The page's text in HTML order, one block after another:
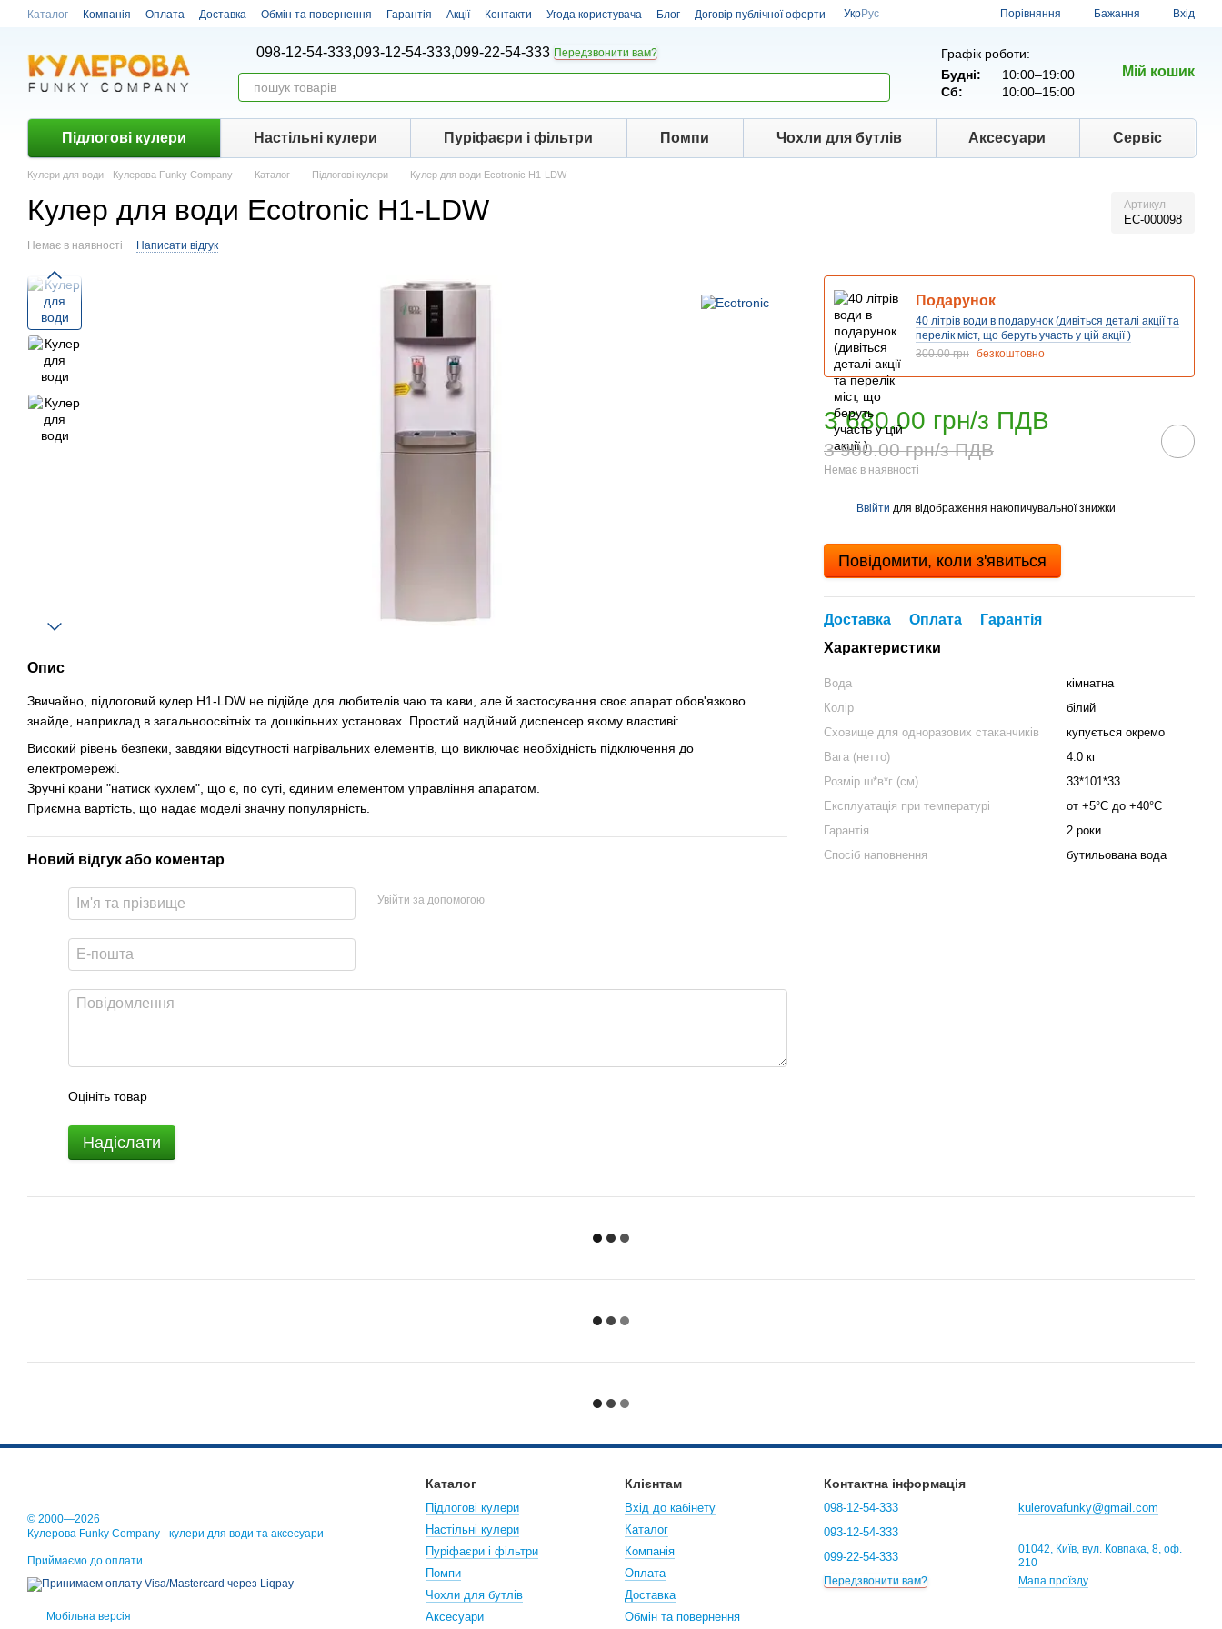
Перейти до основного контенту
Каталог Компанія Оплата Доставка Обмін та повернення Гарантія Акції Контакти Угода користувача Блог Договір публічної оферти УкрРус Порівняння Бажання Вхід
098-12-54-333,093-12-54-333,099-22-54-333 Передзвонити вам?
Графік роботи:
Будні:
10:00–19:00
Сб:
10:00–15:00
Мій кошик
Підлогові кулери Настiльнi кулери Пуріфаєри і фільтри Помпи Чохли для бутлів Аксесуари Сервіс
Кулери для води - Кулерова Funky Company Каталог Підлогові кулери Кулер для води Ecotronic H1-LDW
Кулер для води Ecotronic H1-LDW Артикул
EC-000098
Немає в наявності Написати відгук
Опис
Звичайно, підлоговий кулер H1-LDW не підійде для любителів чаю та кави, але й застосування своє апарат обов'язково
знайде, наприклад в загальноосвітніх та дошкільних установах. Простий надійний диспенсер якому властиві:
Високий рівень безпеки, завдяки відсутності нагрівальних елементів, що виключає необхідність підключення до
електромережі.
Зручні крани "натиск кухлем", що є, по суті, єдиним елементом управління апаратом.
Приємна вартість, що надає моделі значну популярність.
Новий відгук або коментар
Увійти за допомогою
Оцініть товар
Надіслати
Подарунок
40 літрів води в подарунок (дивіться деталі акції та
перелік міст, що беруть участь у цій акції )
300.00 грн безкоштовно
3 680.00 грн/з ПДВ
3 900.00 грн/з ПДВ
Немає в наявності
Ввійти для відображення накопичувальної знижки
Повідомити, коли з'явиться
Доставка Оплата
Гарантія
Характеристики
Вода
кімнатна
Колір
білий
Сховище для одноразових стаканчиків
купується окремо
Вага (нетто)
4.0 кг
Розмір ш*в*г (см)
33*101*33
Експлуатація при температурі
от +5°C до +40°C
Гарантія
2 роки
Спосіб наповнення
бутильована вода
© 2000—2026
Кулерова Funky Company - кулери для води та аксесуари
Приймаємо до оплати
Мобільна версія
Каталог
Підлогові кулери
Настiльнi кулери
Пуріфаєри і фільтри
Помпи
Чохли для бутлів
Аксесуари
Клієнтам
Вхід до кабінету
Каталог
Компанія
Оплата
Доставка
Обмін та повернення
Контактна інформація
098-12-54-333
093-12-54-333
099-22-54-333
Передзвонити вам?
kulerovafunky@gmail.com
01042, Київ, вул. Ковпака, 8, оф.
210
Мапа проїзду